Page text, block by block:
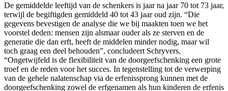
De gemiddelde leeftijd van de schenkers is jaar na jaar 70 tot 73 jaar,
terwijl de begiftigden gemiddeld 40 tot 43 jaar oud zijn. “Die
gegevens bevestigen de analyse die we bij maakten toen we het
voorstel deden: mensen zijn alsmaar ouder als ze sterven en de
generatie die dan erft, heeft de middelen minder nodig, maar wil
toch graag een deel behouden”, concludeert Schryvers,
“Ongetwijfeld is de flexibiliteit van de doorgeefschenking een grote
troef en de reden voor het succes. In tegenstelling tot de verwerping
van de gehele nalatenschap via de erfenissprong kunnen met de
doorgeefschenking zowel de erfgenamen als hun kinderen de erfenis